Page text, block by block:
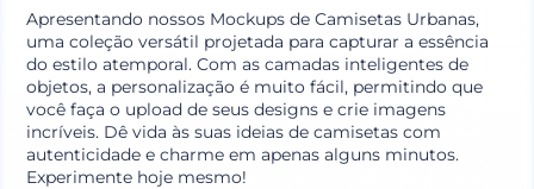
Apresentando nossos Mockups de Camisetas Urbanas,
uma coleção versátil projetada para capturar a essência
do estilo atemporal. Com as camadas inteligentes de
objetos, a personalização é muito fácil, permitindo que
você faça o upload de seus designs e crie imagens
incríveis. Dê vida às suas ideias de camisetas com
autenticidade e charme em apenas alguns minutos.
Experimente hoje mesmo!